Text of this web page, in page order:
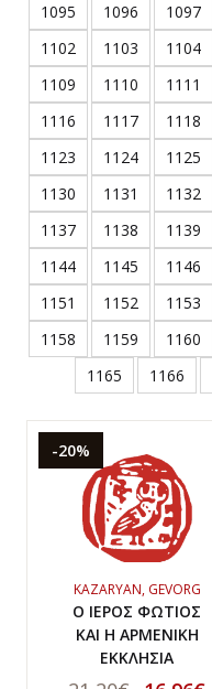
1095
1096 1097
1102
1103 1104
1109
1110 1111
1116
1117 1118
1123
1124 1125
1130
1131 1132
1137
1138 1139
1144
1145 1146
1151
1152 1153
1158
1159 1160
1165
1166
-20%
KAZARYAN, GEVORG
Ο ΙΕΡΟΣ ΦΩΤΙΟΣ
ΚΑΙ Η ΑΡΜΕΝΙΚΗ
ΕΚΚΛΗΣΙΑ